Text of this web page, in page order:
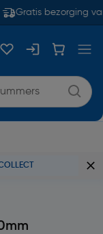
Gratis bezorging